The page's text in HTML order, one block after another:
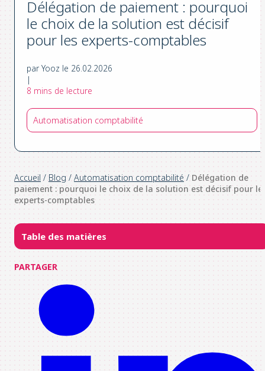
Délégation de paiement : pourquoi
le choix de la solution est décisif
pour les experts-comptables
par Yooz le 26.02.2026
|
8 mins de lecture
Automatisation comptabilité
Accueil / Blog / Automatisation comptabilité / Délégation de
paiement : pourquoi le choix de la solution est décisif pour
experts-comptables
Table des matières
PARTAGER